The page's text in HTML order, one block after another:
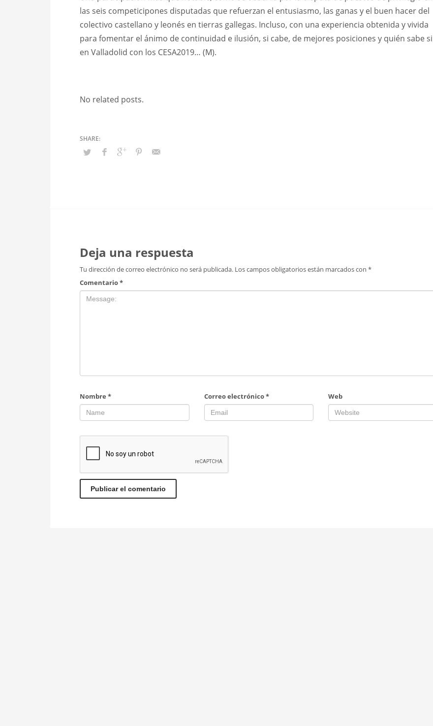
las seis competicipones disputadas que refuerzan el entusiasmo, las ganas y el buen hacer del
colectivo castellano y leonés en tierras gallegas. Incluso, con una experiencia obtenida y vivida
para fomentar el ánimo de continuidad e ilusión, si cabe, de mejores posiciones y quién sabe si
en Valladolid con los CESA2019… (M).
No related posts.
Deja una respuesta
Tu dirección de correo electrónico no será publicada. Los campos obligatorios están marcados con *
Comentario*
Nombre * Correo electrónico* Web